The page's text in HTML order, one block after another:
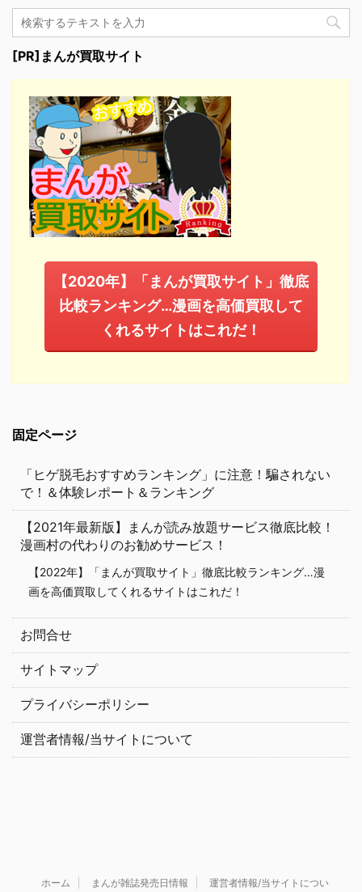
[PR]まんが買取サイト
【2020年】「まんが買取サイト」徹底
比較ランキング…漫画を高価買取して
くれるサイトはこれだ！
固定ページ
「ヒゲ脱毛おすすめランキング」に注意！騙されない
で！＆体験レポート＆ランキング
【2021年最新版】まんが読み放題サービス徹底比較！
漫画村の代わりのお勧めサービス！
【2022年】「まんが買取サイト」徹底比較ランキング…漫
画を高価買取してくれるサイトはこれだ！
お問合せ
サイトマップ
プライバシーポリシー
運営者情報/当サイトについて
ホーム まんが雑誌発売日情報 運営者情報/当サイトについ